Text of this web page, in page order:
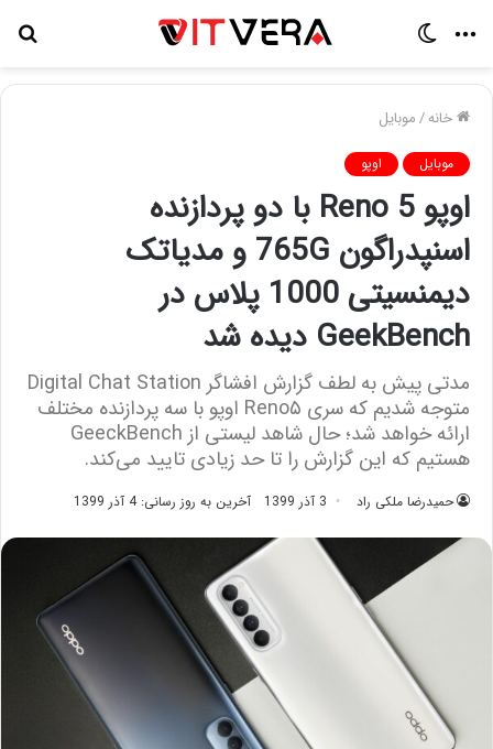
منو
خانه/موبایل
موبایل اوپو
اوپو Reno 5 با دو پردازنده
اسنپدراگون 765G و مدیاتک
دیمنسیتی 1000 پلاس در
GeekBench دیده شد
مدتی پیش به لطف گزارش افشاگر Digital Chat Station
متوجه شدیم که سری Reno۵ اوپو با سه پردازنده مختلف
ارائه خواهد شد؛ حال شاهد لیستی از GeeckBench
هستیم که این گزارش را تا حد زیادی تایید می‌کند.
حمیدرضا ملکی راد 3 آذر 1399 آخرین به روز رسانی: 4 آذر 1399